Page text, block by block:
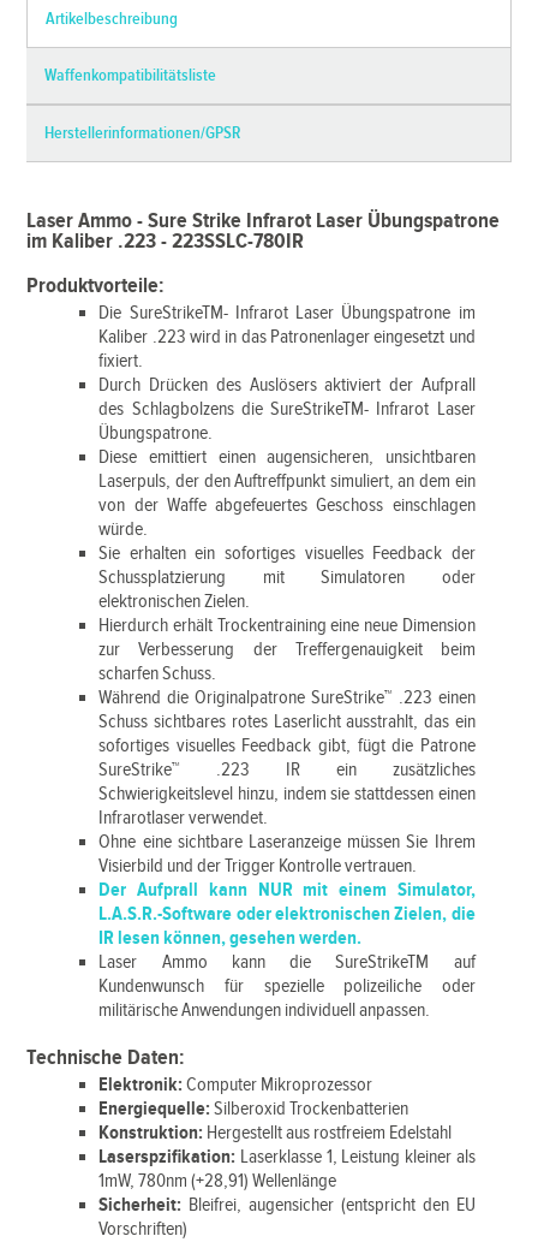
Artikelbeschreibung
Waffenkompatibilitätsliste
Herstellerinformationen/GPSR
Laser Ammo - Sure Strike Infrarot Laser Übungspatrone
im Kaliber .223 - 223SSLC-780IR
Produktvorteile:
Die SureStrikeTM- Infrarot Laser Übungspatrone im
Kaliber .223 wird in das Patronenlager eingesetzt und
fixiert.
Durch Drücken des Auslösers aktiviert der Aufprall
des Schlagbolzens die SureStrikeTM- Infrarot Laser
Übungspatrone.
Diese emittiert einen augensicheren, unsichtbaren
Laserpuls, der den Auftreffpunkt simuliert, an dem ein
von der Waffe abgefeuertes Geschoss einschlagen
würde.
Sie erhalten ein sofortiges visuelles Feedback der
Schussplatzierung mit Simulatoren oder
elektronischen Zielen.
Hierdurch erhält Trockentraining eine neue Dimension
zur Verbesserung der Treffergenauigkeit beim
scharfen Schuss.
Während die Originalpatrone SureStrike™ .223 einen
Schuss sichtbares rotes Laserlicht ausstrahlt, das ein
sofortiges visuelles Feedback gibt, fügt die Patrone
SureStrike™ .223 IR ein zusätzliches
Schwierigkeitslevel hinzu, indem sie stattdessen einen
Infrarotlaser verwendet.
Ohne eine sichtbare Laseranzeige müssen Sie Ihrem
Visierbild und der Trigger Kontrolle vertrauen.
Der Aufprall kann NUR mit einem Simulator,
L.A.S.R.-Software oder elektronischen Zielen, die
IR lesen können, gesehen werden.
Laser Ammo kann die SureStrikeTM auf
Kundenwunsch für spezielle polizeiliche oder
militärische Anwendungen individuell anpassen.
Technische Daten:
Elektronik: Computer Mikroprozessor
Energiequelle:Silberoxid Trockenbatterien
Konstruktion: Hergestellt aus rostfreiem Edelstahl
Laserspzifikation: Laserklasse 1, Leistung kleiner als
1mW, 780nm (+28,91) Wellenlänge
Sicherheit: Bleifrei, augensicher (entspricht den EU
Vorschriften)